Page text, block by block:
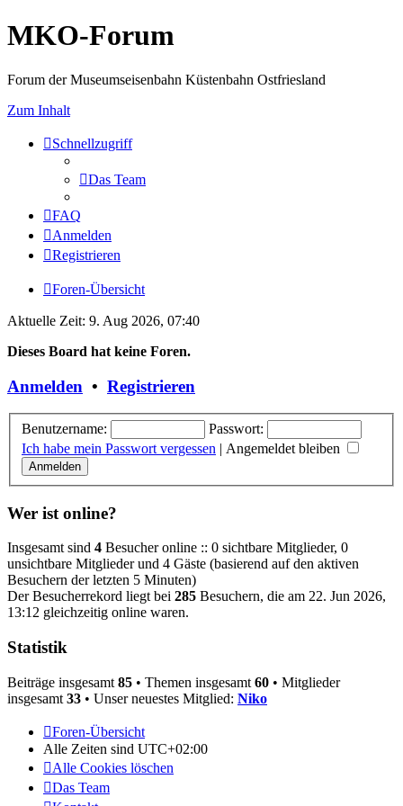
MKO-Forum
Forum der Museumseisenbahn Küstenbahn Ostfriesland
Zum Inhalt
Schnellzugriff
Das Team
FAQ
Anmelden
Registrieren
Foren-Übersicht
Aktuelle Zeit: 9. Aug 2026, 07:40
Dieses Board hat keine Foren.
Anmelden • Registrieren
Benutzername:
Passwort:
Ich habe mein Passwort vergessen | Angemeldet bleiben
Wer ist online?
Insgesamt sind 4 Besucher online :: 0 sichtbare Mitglieder, 0
unsichtbare Mitglieder und 4 Gäste (basierend auf den aktiven
Besuchern der letzten 5 Minuten)
Der Besucherrekord liegt bei 285 Besuchern, die am 22. Jun 2026,
13:12 gleichzeitig online waren.
Statistik
Beiträge insgesamt 85 • Themen insgesamt 60 • Mitglieder
insgesamt 33 • Unser neuestes Mitglied: Niko
Foren-Übersicht
Alle Zeiten sind UTC+02:00
Alle Cookies löschen
Das Team